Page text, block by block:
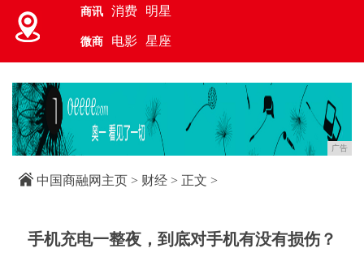
商讯 消费 明星
微商 电影 星座
广告
中国商融网主页 > 财经 > 正文 >
手机充电一整夜，到底对手机有没有损伤？